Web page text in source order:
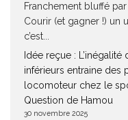
Franchement bluffé
Courir (et gagner !) un
c’est...
Idée reçue :
inférieurs entraine des
locomoteur chez le
Question de Hamou
30 novembre 2025